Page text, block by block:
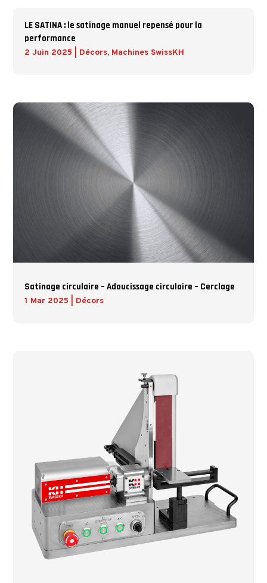
LE SATINA : le satinage manuel repensé pour la
performance
2 Juin 2025 Décors, Machines SwissKH
Satinage circulaire – Adoucissage circulaire – Cerclage
1 Mar 2025 Décors